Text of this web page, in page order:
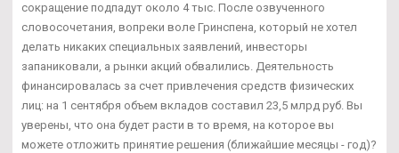
сокращение подпадут около 4 тыс. После озвученного
словосочетания, вопреки воле Гринспена, который не хотел
делать никаких специальных заявлений, инвесторы
запаниковали, а рынки акций обвалились. Деятельность
финансировалась за счет привлечения средств физических
лиц: на 1 сентября объем вкладов составил 23,5 млрд руб. Вы
уверены, что она будет расти в то время, на которое вы
можете отложить принятие решения (ближайшие месяцы - год)?